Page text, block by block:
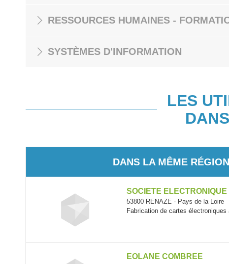
RESSOURCES HUMAINES -
SYSTÈMES D'INFORMATION
LES
DANS LA MÊME RÉGION
SOCIETE
53800 RENAZE - Pays de la Loire
Fabrication de cartes électroniques
EOLANE COMBREE